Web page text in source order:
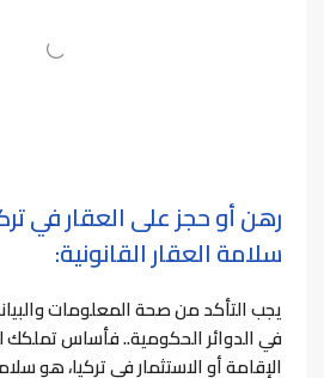
رهن أو حجز على العقار في
سلامة العقار القانونية:
يجب التأكد من صحة المعلومات
في الدوائر الحكومية.. فأساس تملكك
الإقامة أو الاستثمار في تركيا، هو